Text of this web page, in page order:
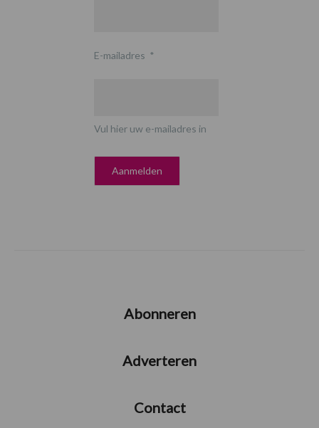
E-mailadres *
Vul hier uw e-mailadres in
Abonneren
Adverteren
Contact